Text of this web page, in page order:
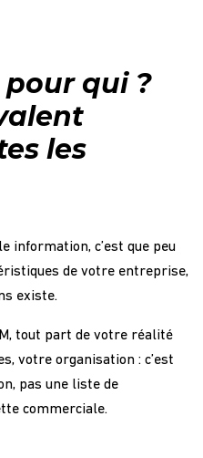
pour qui ?
les
information, c’est que peu
de votre entreprise,
existe.
tout part de votre réalité
votre organisation : c’est
pas une liste de
commerciale.